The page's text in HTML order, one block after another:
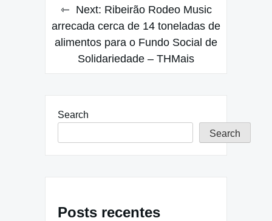
Next: Ribeirão Rodeo Music
arrecada cerca de 14 toneladas de
alimentos para o Fundo Social de
Solidariedade – THMais
Search
Search
Posts recentes